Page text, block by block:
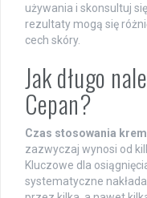
używania i skonsultuj
rezultaty mogą się
cech skóry.
Jak długo
Cepan?
Czas stosowania
zazwyczaj wynosi od
Kluczowe dla
systematyczne